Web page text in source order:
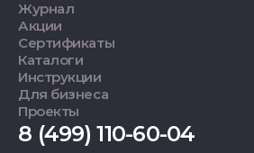
Журнал
Акции
Сертификаты
Каталоги
Инструкции
Для бизнеса
Проекты
8 (499) 110-60-04